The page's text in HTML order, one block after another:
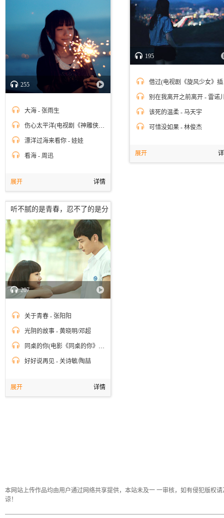
255
大海 - 张雨生
伤心太平洋(电视剧《神雕侠侣》主题曲) - 任贤齐
漂洋过海来看你 - 娃娃
看海 - 周迅
展开 详情
听不腻的是青春，忍不了的是分
离
207
关于青春 - 张阳阳
光阴的故事 - 黄晓明/邓超
好好说再见 - 关诗敏/陶喆
展开 详情
195
借过(
别在我离开之前离开 - 雷诺
该死的温柔 - 马天宇
可惜没如果 - 林俊杰
展开
本网站上传作品均由用户通过网络共享提供，本站未及一 一审核，如有侵犯版权
谅！